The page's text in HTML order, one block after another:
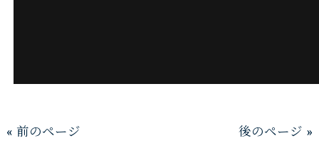
« 前のページ 後のページ »